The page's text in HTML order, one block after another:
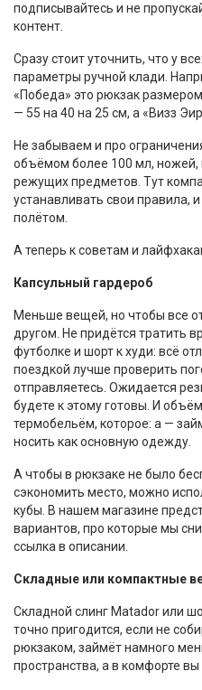
подписывайтесь и не
контент.
Сразу стоит уточнить, что у
параметры ручной клади.
«Победа» это рюкзак
— 55 на 40 на 25 см, а «Визз
Не забываем и про
объёмом более 100 мл, ножей,
режущих предметов. Тут
устанавливать свои правила,
полётом.
А теперь к советам и
Капсульный гардероб
Меньше вещей, но чтобы все
другом. Не придётся тратить
футболке и шорт к худи: всё
поездкой лучше проверить
отправляетесь. Ожидается
будете к этому готовы. И
термобельём, которое: а —
носить как основную одежду.
А чтобы в рюкзаке не было
сэкономить место, можно
кубы. В нашем магазине
вариантов, про которые мы
ссылка в описании.
Складные или компактные
Складной слинг Matador или
точно пригодится, если не
рюкзаком, займёт намного
пространства, а в комфорте вы